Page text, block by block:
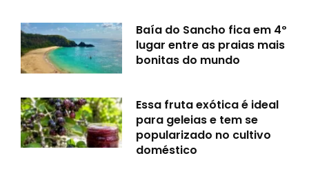
Baía do Sancho fica em 4º
lugar entre as praias mais
bonitas do mundo
Essa fruta exótica é ideal
para geleias e tem se
popularizado no cultivo
doméstico